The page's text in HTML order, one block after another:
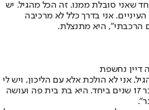
שאני סובלת ממנו. זה הכל מהגיל. יש
אני בדרך כלל לא מרכיבה
הרכבתי", היא מתנצלת.
אני לא הולכת אלא עם הליכון, ויש לי
מטפלת פיליפינית, אתל. אנחנו כבר 17 שנים ביחד. היא בת בית פה ועושה